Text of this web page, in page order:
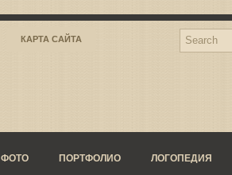
КАРТА САЙТА
ФОТО ПОРТФОЛИО ЛОГОПЕДИЯ